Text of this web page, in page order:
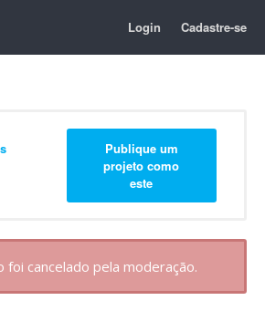
Login Cadastre-se
Publique um
projeto como
este
foi cancelado pela moderação.